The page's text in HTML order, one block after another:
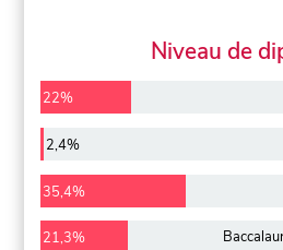
Niveau de
22%
2,4%
35,4%
21,3%